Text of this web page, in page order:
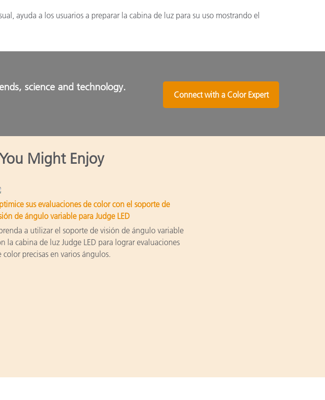
ayuda a los usuarios a preparar la cabina de luz para su uso mostrando el
science and technology.
Connect with a Color Expert
Might Enjoy
sus evaluaciones de color con el soporte de
de ángulo variable para Judge LED
a utilizar el soporte de visión de ángulo variable
la cabina de luz Judge LED para lograr evaluaciones
color precisas en varios ángulos.